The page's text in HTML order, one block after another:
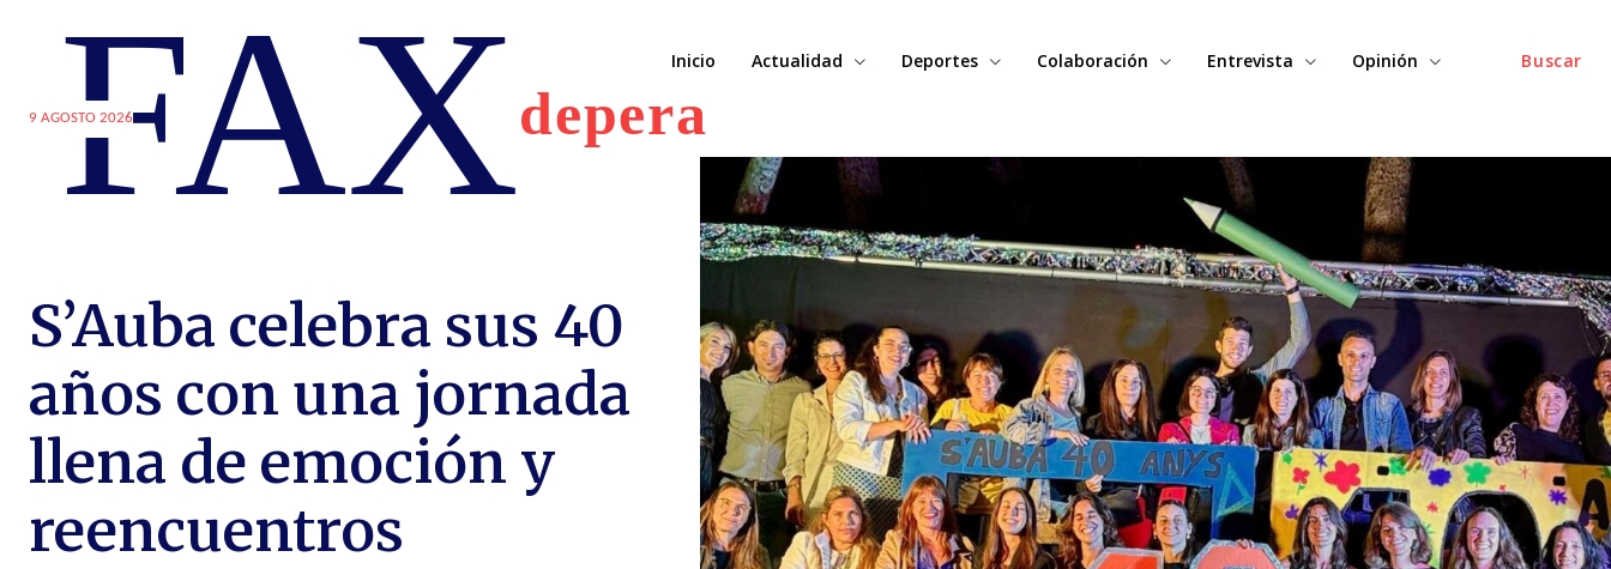
9 AGOSTO 2026
FAXdepera
Buscar
Inicio Actualidad Deportes Colaboración Entrevista Opinión
S’Auba celebra sus 40
años con una jornada
llena de emoción y
reencuentros